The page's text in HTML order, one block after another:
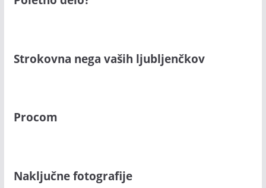
Strokovna nega vaših ljubljenčkov
Procom
Naključne fotografije